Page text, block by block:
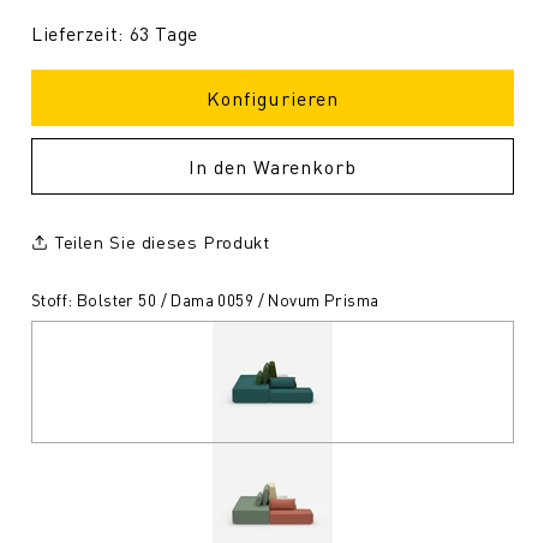
Lieferzeit: 63 Tage
Konfigurieren
In den Warenkorb
Teilen Sie dieses Produkt
Stoff: Bolster 50 / Dama 0059 / Novum Prisma